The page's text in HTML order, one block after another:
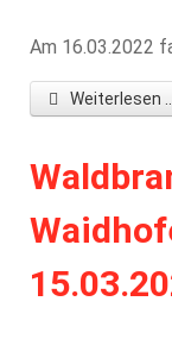
Am 16.03.2022
Weiterlesen ...